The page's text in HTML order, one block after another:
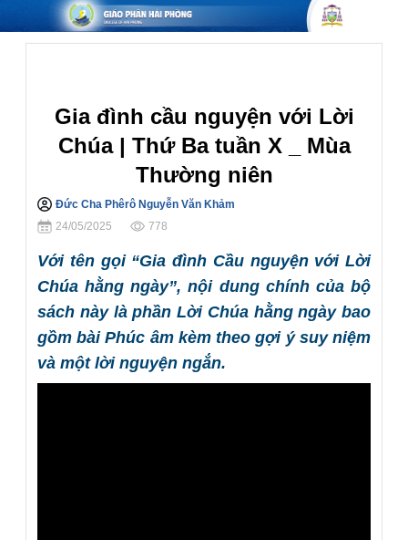
Gia đình cầu nguyện với Lời
Chúa | Thứ Ba tuần X _ Mùa
Thường niên
Đức Cha Phêrô Nguyễn Văn Khảm
24/05/2025
778
Với tên gọi “Gia đình Cầu nguyện với Lời
Chúa hằng ngày”, nội dung chính của bộ
sách này là phần Lời Chúa hằng ngày bao
gồm bài Phúc âm kèm theo gợi ý suy niệm
và một lời nguyện ngắn.